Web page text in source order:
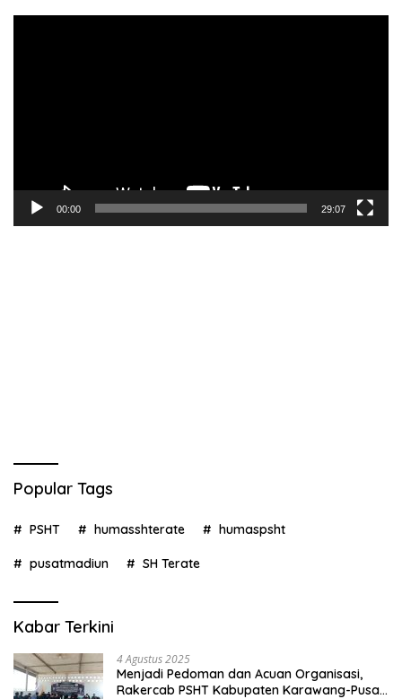
00:00 29:07
Popular Tags
PSHT humasshterate humaspsht
pusatmadiun SH Terate
Kabar Terkini
4 Agustus 2025
Menjadi Pedoman dan Acuan Organisasi,
Rakercab PSHT Kabupaten Karawang-Pusat